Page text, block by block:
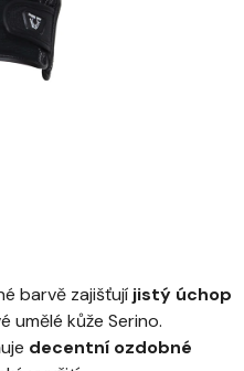
barvě zajišťují jistý úchop
umělé kůže Serino.
decentní ozdobné